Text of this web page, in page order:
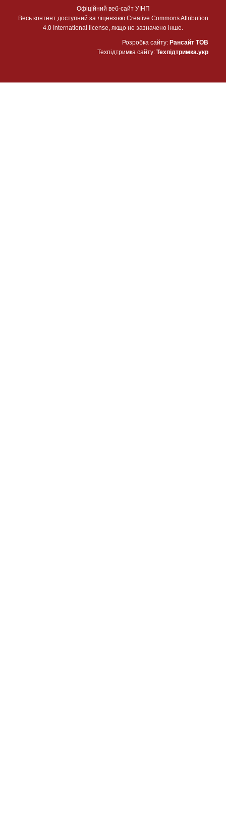
Офіційний веб-сайт УІНП
Весь контент доступний за ліцензією Creative Commons Attribution
4.0 International license, якщо не зазначено інше.
Розробка сайту: Рансайт ТОВ
Техпідтримка сайту: Техпідтримка.укр